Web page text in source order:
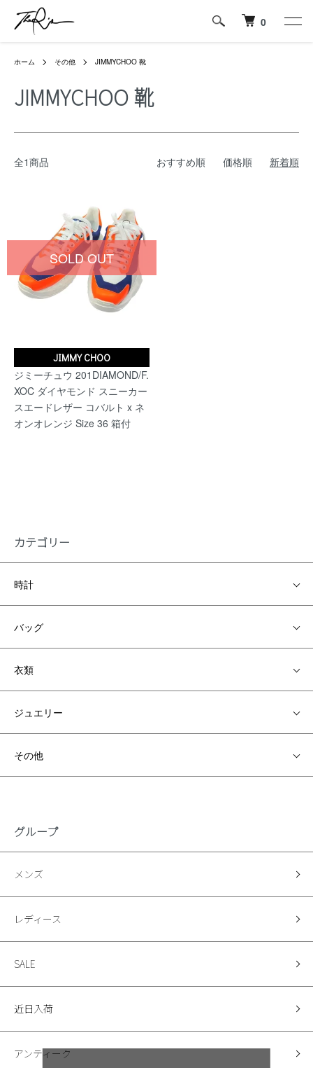
0
ホーム その他 JIMMYCHOO 靴
JIMMYCHOO 靴
全1商品 おすすめ順 価格順 新着順
JIMMY CHOO
ジミーチュウ 201DIAMOND/F.
XOC ダイヤモンド スニーカー
スエードレザー コバルト x ネ
オンオレンジ Size 36 箱付
SOLD OUT
カテゴリー
時計
バッグ
衣類
ジュエリー
その他
グループ
メンズ
レディース
SALE
近日入荷
アンティーク